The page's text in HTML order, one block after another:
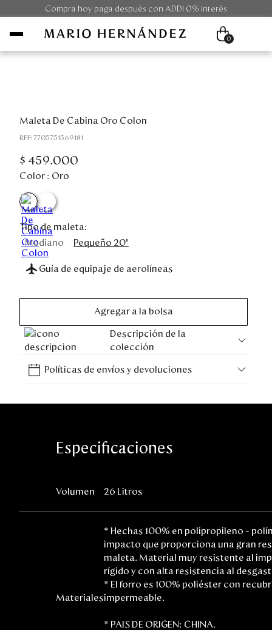
Compra hoy paga después con ADDI 0% interés
Hombre
Unisex
Colecciones
Outlet
Mi cuenta
Panamá
Venezuela
0
Maleta De Cabina Oro Colon
:7705751569181
$ 459.000
Tipo de maleta:
Mediano
Pequeño 20"
Color : Oro
Guía de equipaje de aerolíneas
Agregar a la bolsa
Descripción de la
colección
Políticas de envíos y devoluciones
Especificaciones
Volumen 26 Litros
Materiales
* Hechas 100% en polipropileno -
impacto que proporciona una gran
maleta. Material muy resistente al
rígido y con alta resistencia al
* El forro es 100% poliéster con
impermeable.
* PAIS DE ORIGEN: CHINA.